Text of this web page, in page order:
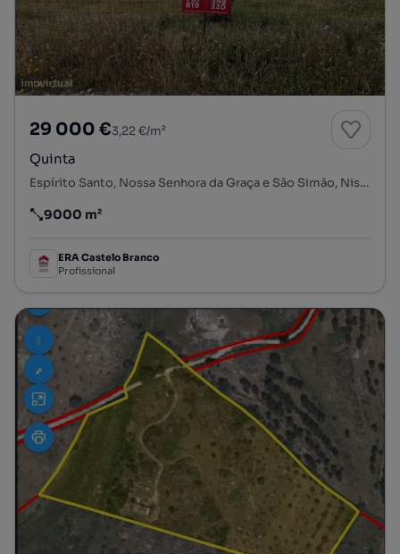
29 000 €3,22 €/m²
Quinta
Espírito Santo, Nossa Senhora da Graça e São Simão, Nisa, Portalegre
Preço por metro quadrado
9000 m²
ERA Castelo Branco
Profissional